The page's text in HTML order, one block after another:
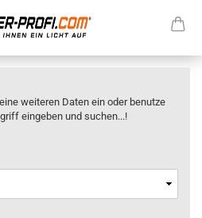
weiteren Daten ein oder benutze
eingeben und suchen...!